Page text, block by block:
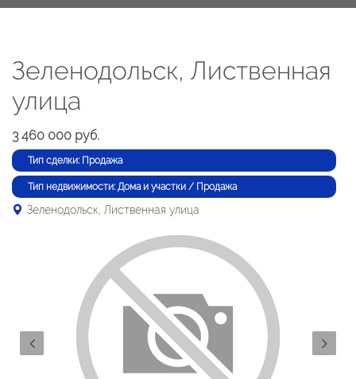
Зеленодольск, Лиственная
улица
3 460 000 руб.
Тип сделки: Продажа
Тип недвижимости: Дома и участки / Продажа
Зеленодольск, Лиственная улица